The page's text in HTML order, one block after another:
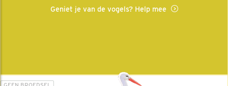
Geniet je van de vogels? Help mee